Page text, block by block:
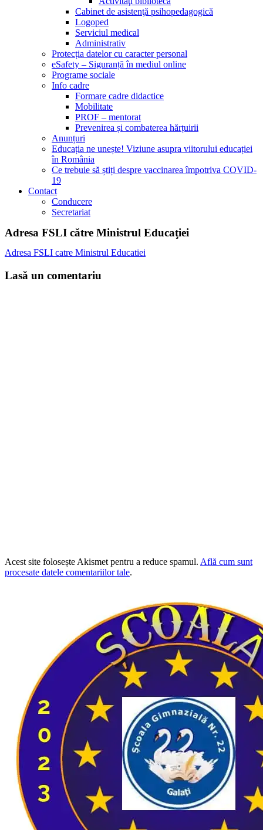
Cabinet de asistenţă psihopedagogică
Logoped
Serviciul medical
Administrativ
Protecția datelor cu caracter personal
eSafety – Siguranță în mediul online
Programe sociale
Info cadre
Formare cadre didactice
Mobilitate
PROF – mentorat
Prevenirea și combaterea hărțuirii
Anunțuri
Educația ne unește! Viziune asupra viitorului educației
în România
Ce trebuie să știți despre vaccinarea împotriva COVID-
19
Contact
Conducere
Secretariat
Adresa FSLI către Ministrul Educaţiei
Adresa FSLI catre Ministrul Educatiei
Lasă un comentariu
Acest site folosește Akismet pentru a reduce spamul. Află cum sunt
procesate datele comentariilor tale.